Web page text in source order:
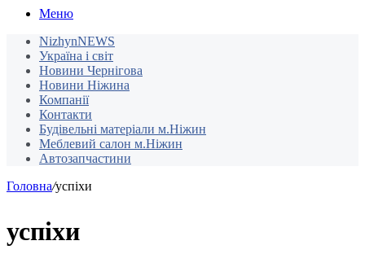
Меню
NizhynNEWS
Україна і світ
Новини Чернігова
Новини Ніжина
Компанії
Контакти
Будівельні матеріали м.Ніжин
Меблевий салон м.Ніжин
Автозапчастини
Головна/успіхи
успіхи